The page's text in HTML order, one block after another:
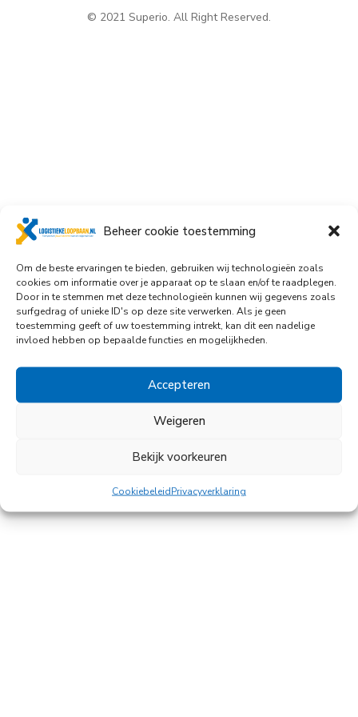
Beheer cookie toestemming
Om de beste ervaringen te bieden, gebruiken wij technologieën zoals
cookies om informatie over je apparaat op te slaan en/of te raadplegen.
Door in te stemmen met deze technologieën kunnen wij gegevens zoals
surfgedrag of unieke ID's op deze site verwerken. Als je geen
toestemming geeft of uw toestemming intrekt, kan dit een nadelige
invloed hebben op bepaalde functies en mogelijkheden.
Accepteren
Weigeren
Bekijk voorkeuren
CookiebeleidPrivacyverklaring
© 2021 Superio. All Right Reserved.